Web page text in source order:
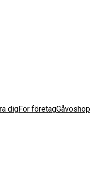
digFör företagGåvoshop